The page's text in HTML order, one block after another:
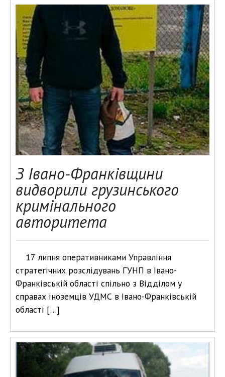
З Івано-Франківщини
видворили грузинського
кримінального
авторитета
17 липня оперативниками Управління
стратегічних розслідувань ГУНП в Івано-
Франківській області спільно з Відділом у
справах іноземців УДМС в Івано-Франківській
області […]